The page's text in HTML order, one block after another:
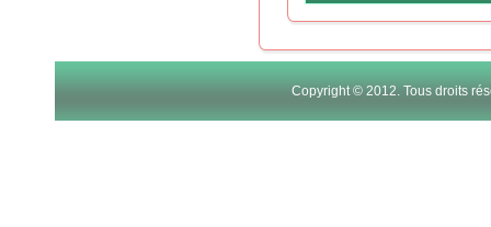
Copyright © 2012. Tous droits